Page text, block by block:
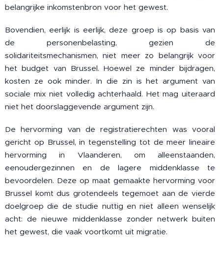
belangrijke inkomstenbron voor het gewest.
Bovendien, eerlijk is eerlijk, deze groep is op basis van
de personenbelasting, gezien de
solidariteitsmechanismen, niet meer zo belangrijk voor
het budget van Brussel. Hoewel ze minder bijdragen,
kosten ze ook minder. In die zin is het argument van
sociale mix niet volledig achterhaald. Het mag uiteraard
niet het doorslaggevende argument zijn.
De hervorming van de registratierechten was vooral
gericht op Brussel, in tegenstelling tot de meer lineaire
hervorming in Vlaanderen, om alleenstaanden,
eenoudergezinnen en de lagere middenklasse te
bevoordelen. Deze op maat gemaakte hervorming voor
Brussel komt dus grotendeels tegemoet aan de vierde
doelgroep die de studie nuttig en niet alleen wenselijk
acht: de nieuwe middenklasse zonder netwerk buiten
het gewest, die vaak voortkomt uit migratie.